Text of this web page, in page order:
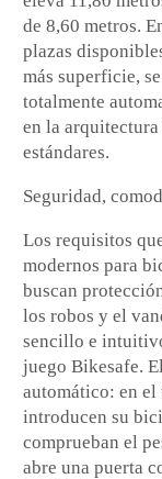
de 8,60 metros.
plazas
más superficie,
totalmente
en la
estándares.
Seguridad,
Los requisitos
modernos para
buscan
los robos y el
sencillo e
juego Bikesafe.
automático: en el
introducen su
comprueban el
abre una puerta